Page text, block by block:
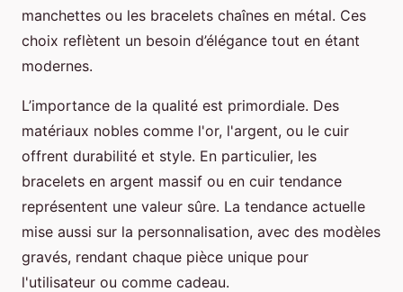
manchettes ou les bracelets chaînes en métal. Ces
choix reflètent un besoin d’élégance tout en étant
modernes.
L’importance de la qualité est primordiale. Des
matériaux nobles comme l'or, l'argent, ou le cuir
offrent durabilité et style. En particulier, les
bracelets en argent massif ou en cuir tendance
représentent une valeur sûre. La tendance actuelle
mise aussi sur la personnalisation, avec des modèles
gravés, rendant chaque pièce unique pour
l'utilisateur ou comme cadeau.